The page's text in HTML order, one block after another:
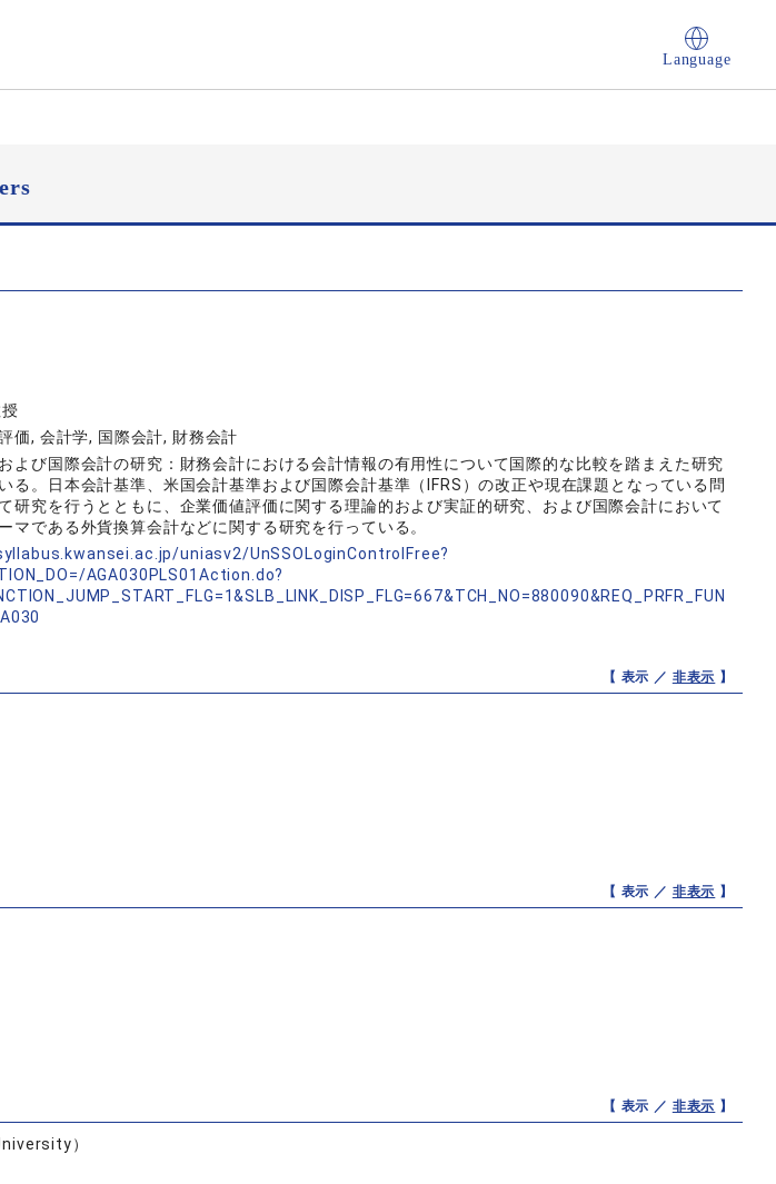
Language
価, 会計学, 国際会計, 財務会計
よび国際会計の研究：財務会計における会計情報の有用性について国際的な比較を踏まえた研究
る。日本会計基準、米国会計基準および国際会計基準（IFRS）の改正や現在課題となっている問
研究を行うとともに、企業価値評価に関する理論的および実証的研究、および国際会計において
マである外貨換算会計などに関する研究を行っている。
uniasv2/UnSSOLoginControlFree?
AGA030PLS01Action.do?
【 表示 ／ 非表示 】
【 表示 ／ 非表示 】
【 表示 ／ 非表示 】
）